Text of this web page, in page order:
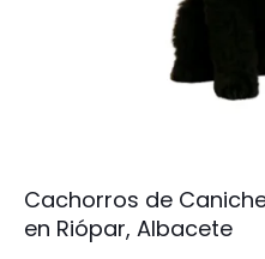
Cachorros de
en Riópar, Albacete